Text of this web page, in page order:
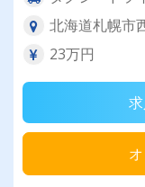
北海道札幌市
23万円